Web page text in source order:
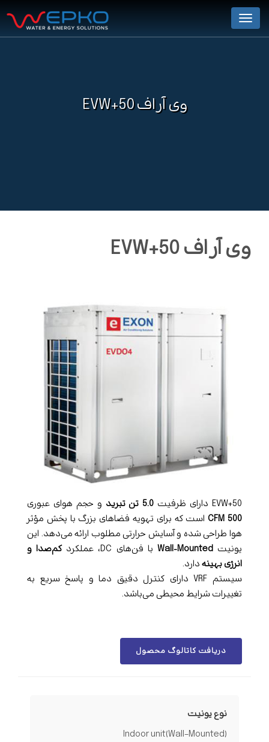
Menu
وی آر اف EVW+50
وی آر اف EVW+50
EVW+50 دارای ظرفیت 5.0 تن تبرید
و حجم هوای عبوری
500 CFM
است که برای تهویه فضاهای بزرگ با پخش مؤثر
هوا طراحی شده و آسایش حرارتی مطلوب ارائه می‌دهد. این
یونیتWall‑Mounted با فن‌های DC، عملکرد
کم‌صدا و
انرژی بهینهدارد.
سیستم VRF دارای کنترل دقیق دما و پاسخ سریع به
تغییرات شرایط محیطی می‌باشد.
دریافت کاتالوگ محصول
نوع یونیت
Indoor unit(Wall-Mounted)